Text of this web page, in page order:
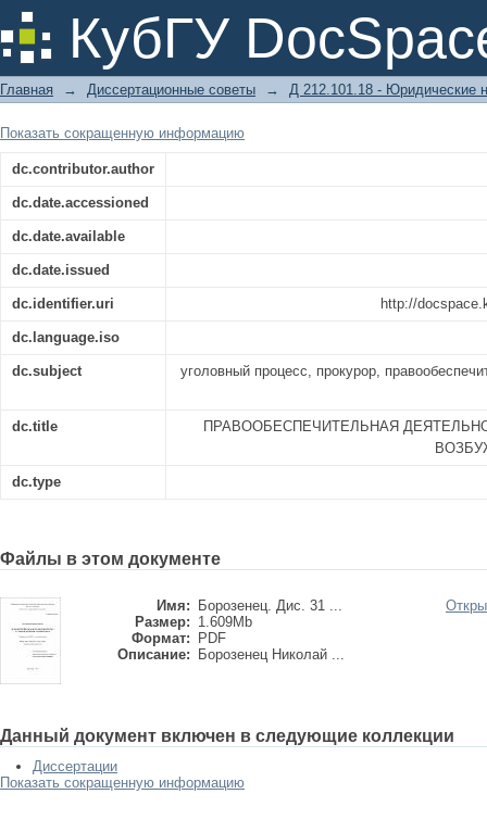
КубГУ
ПРАВООБЕСПЕЧИТЕЛЬНАЯ
ВОЗБУЖДЕНИЯ УГОЛОВНОГО ДЕЛА
Главная → Диссертационные советы → Д 212.101.18 - Юридические
Показать сокращенную информацию
dc.contributor.author
dc.date.accessioned
dc.date.available
dc.date.issued
dc.identifier.uri http://
dc.language.iso
dc.subject уголовный процесс, прокурор,
dc.title
ПРАВООБЕСПЕЧИТЕЛЬНАЯ
dc.type
Файлы в этом документе
Имя:
Борозенец. Дис. 31 ...
Размер: 1.609Mb
Формат:
PDF
Описание:
Борозенец Николай ...
Данный документ включен в следующие коллекции
Диссертации
Показать сокращенную информацию